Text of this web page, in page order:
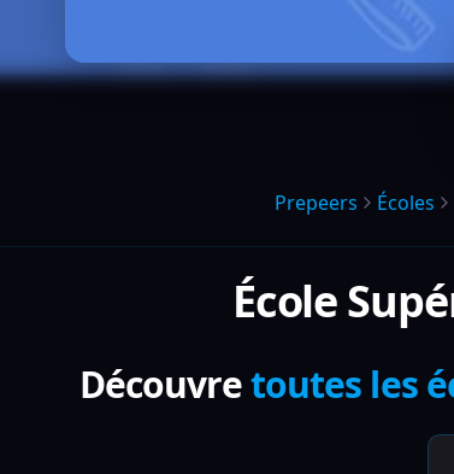
Prepeers Écoles
École
Découvretoutes les